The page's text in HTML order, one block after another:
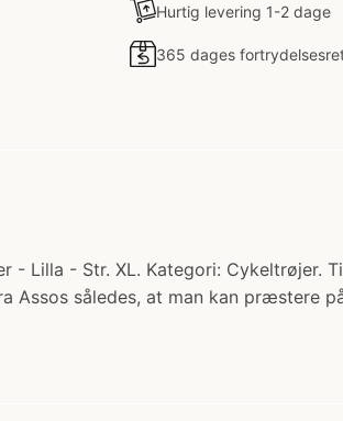
Hurtig levering 1-2 dage
365 dages
Lilla - Str. XL. Kategori: Cykeltrøjer.
således, at man kan præstere